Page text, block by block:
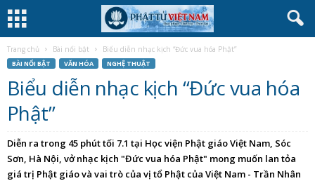
Trang chủ Bài nổi bật Biểu diễn nhạc kịch “Đức vua hóa Phật”
BÀI NỔI BẬT VĂN HÓA NGHỆ THUẬT
Biểu diễn nhạc kịch “Đức vua hóa
Phật”
Diễn ra trong 45 phút tối 7.1 tại Học viện Phật giáo Việt Nam, Sóc
Sơn, Hà Nội, vở nhạc kịch "Đức vua hóa Phật" mong muốn lan tỏa
giá trị Phật giáo và vai trò của vị tổ Phật của Việt Nam - Trần Nhân